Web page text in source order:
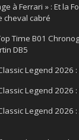
à Ferrari » : Et la
cheval cabré
Time B01
DB5
Legend 2026 :
Legend 2026
Legend 2026